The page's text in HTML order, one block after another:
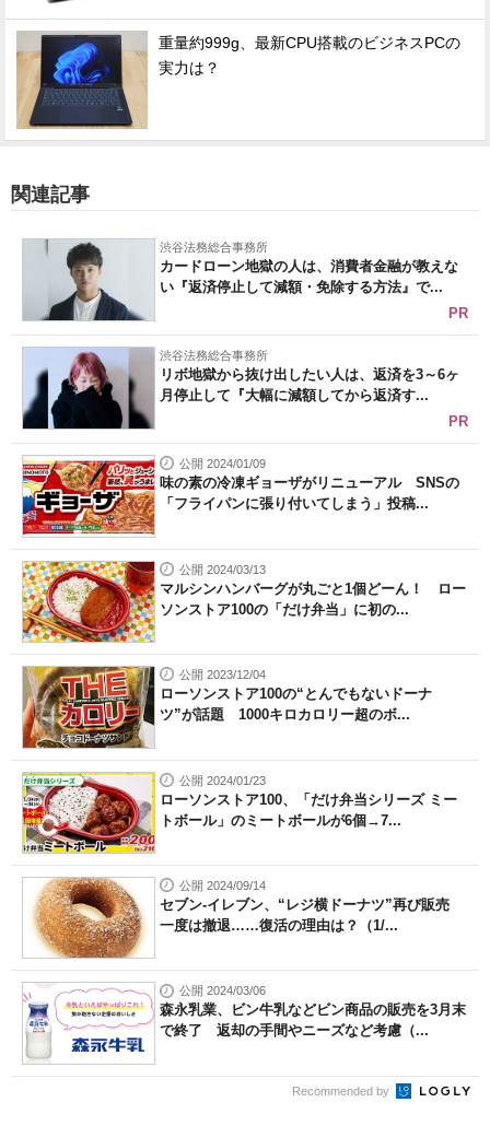
重量約999g、最新CPU搭載のビジネスPCの
実力は？
関連記事
渋谷法務総合事務所
カードローン地獄の人は、消費者金融が教えな
い『返済停止して減額・免除する方法』で...
PR
渋谷法務総合事務所
リボ地獄から抜け出したい人は、返済を3～6ヶ
月停止して『大幅に減額してから返済す...
PR
公開 2024/01/09
味の素の冷凍ギョーザがリニューアル SNSの
「フライパンに張り付いてしまう」投稿...
公開 2024/03/13
マルシンハンバーグが丸ごと1個どーん！ ロー
ソンストア100の「だけ弁当」に初の...
公開 2023/12/04
ローソンストア100の“とんでもないドーナ
ツ”が話題 1000キロカロリー超のボ...
公開 2024/01/23
ローソンストア100、「だけ弁当シリーズ ミー
トボール」のミートボールが6個→7...
公開 2024/09/14
セブン-イレブン、“レジ横ドーナツ”再び販売
一度は撤退……復活の理由は？（1/...
公開 2024/03/06
森永乳業、ビン牛乳などビン商品の販売を3月末
で終了 返却の手間やニーズなど考慮（...
Recommended by